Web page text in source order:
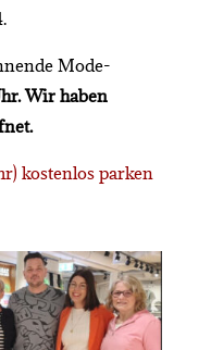
Mode-
Wir haben
kostenlos parken